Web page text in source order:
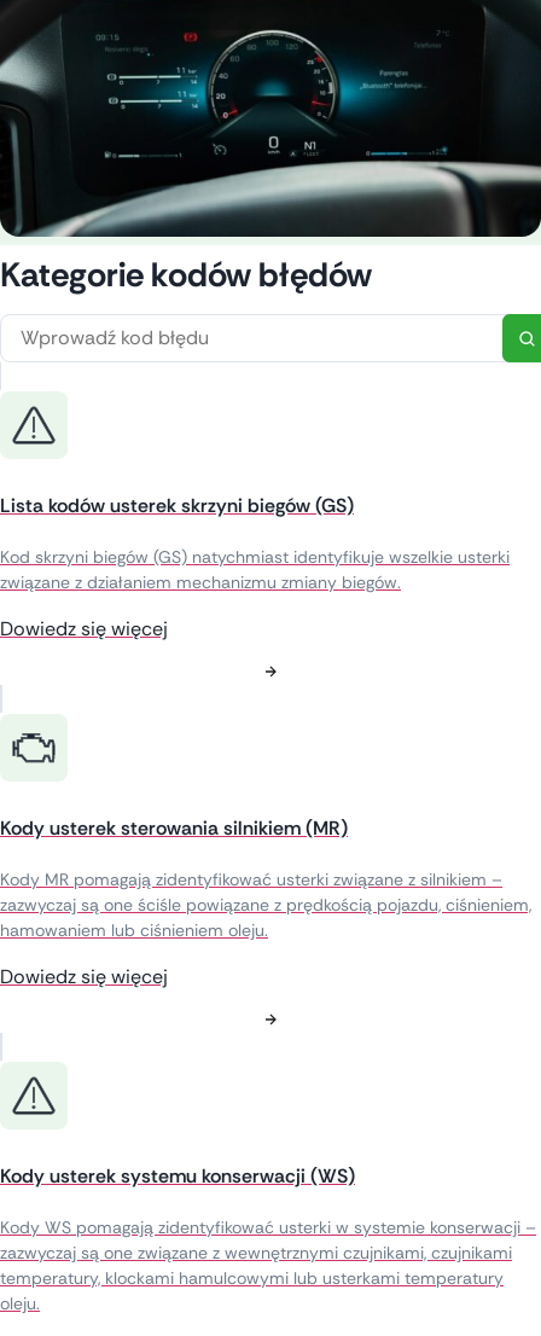
Kategorie kodów błędów
Lista kodów usterek skrzyni biegów (GS)
Kod skrzyni biegów (GS) natychmiast identyfikuje wszelkie usterki
związane z działaniem mechanizmu zmiany biegów.
Dowiedz się więcej
Kody usterek sterowania silnikiem (MR)
Kody MR pomagają zidentyfikować usterki związane z silnikiem –
zazwyczaj są one ściśle powiązane z prędkością pojazdu, ciśnieniem,
hamowaniem lub ciśnieniem oleju.
Dowiedz się więcej
Kody usterek systemu konserwacji (WS)
Kody WS pomagają zidentyfikować usterki w systemie konserwacji –
zazwyczaj są one związane z wewnętrznymi czujnikami, czujnikami
temperatury, klockami hamulcowymi lub usterkami temperatury
oleju.